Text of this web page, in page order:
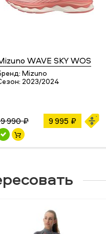
WAVE SKY WOS
Mizuno
2023/2024
990 ₽ 9 995 ₽